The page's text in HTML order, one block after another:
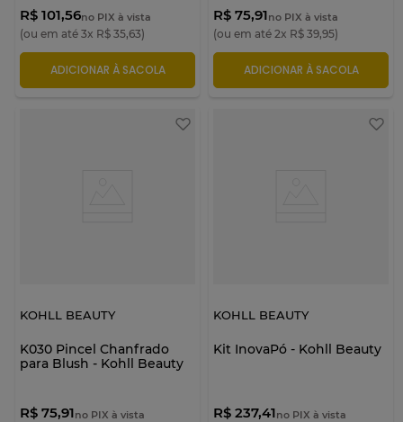
R$ 101,56no PIX à vista
(ou em até 3x R$ 35,63)
ADICIONAR À SACOLA
R$ 75,91no PIX à vista
(ou em até 2x R$ 39,95)
ADICIONAR À SACOLA
KOHLL BEAUTY
K030 Pincel Chanfrado
para Blush - Kohll Beauty
R$ 75,91no PIX à vista
KOHLL BEAUTY
Kit InovaPó - Kohll Beauty
R$ 237,41no PIX à vista